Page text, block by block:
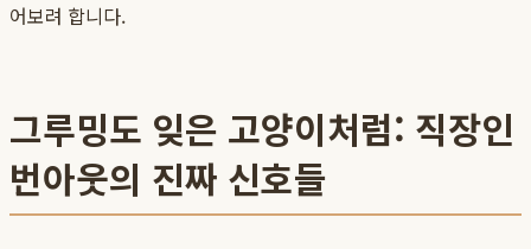
어보려 합니다.
그루밍도 잊은 고양이처럼: 직장인
번아웃의 진짜 신호들